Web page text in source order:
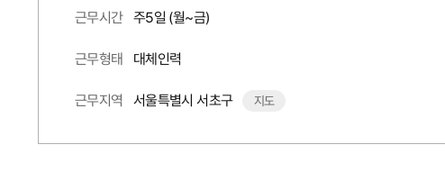
근무시간 주5일 (월~금)
근무형태 대체인력
근무지역 서울특별시 서초구 지도